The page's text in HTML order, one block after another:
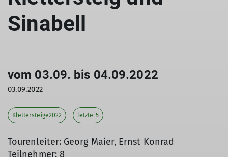
Sinabell
vom 03.09. bis 04.09.2022
03.09.2022
Klettersteige2022 letzte-5
Tourenleiter: Georg Maier, Ernst Konrad
Teilnehmer: 8